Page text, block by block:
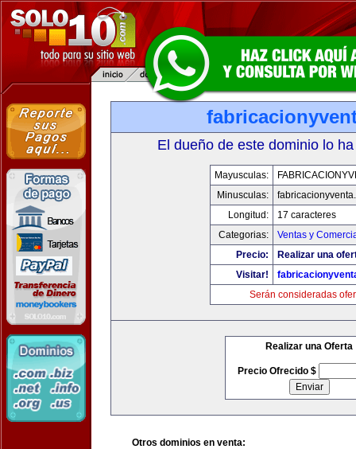
El dueño de este dominio lo
Mayusculas:
Minusculas:
Longitud:
17 caracteres
Categorias:
Ventas y
Precio:
Realizar una
Visitar!
Serán consideradas
Realizar una Oferta
Precio Ofrecido $
Otros dominios en venta: